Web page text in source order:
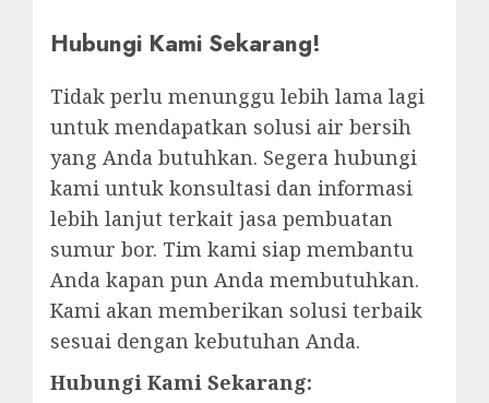
Hubungi Kami Sekarang!
Tidak perlu menunggu lebih lama lagi
untuk mendapatkan solusi air bersih
yang Anda butuhkan. Segera hubungi
kami untuk konsultasi dan informasi
lebih lanjut terkait jasa pembuatan
sumur bor. Tim kami siap membantu
Anda kapan pun Anda membutuhkan.
Kami akan memberikan solusi terbaik
sesuai dengan kebutuhan Anda.
Hubungi Kami Sekarang: